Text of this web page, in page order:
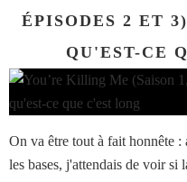
ÉPISODES 2 ET
QU'EST-CE
On va être tout à fait honnête
les bases, j'attendais de voir si